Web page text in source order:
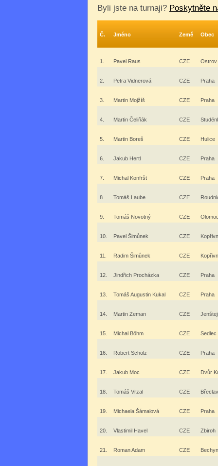
Byli jste na turnaji? Poskytněte
Č. Jméno Země Obec
1. Pavel Raus CZE Ostrov
2. Petra Vidnerová CZE Praha
3. Martin Mojžíš CZE Praha
4. Martin Čeliňák CZE
5. Martin Boreš CZE Hulice
6. Jakub Hertl CZE Praha
7. Michal Konfršt CZE Praha
8. Tomáš Laube CZE
9. Tomáš Novotný CZE
10. Pavel Šimůnek CZE
11. Radim Šimůnek CZE
12. Jindřich Procházka CZE Praha
13. Tomáš Augustin Kukal CZE Praha
14. Martin Zeman CZE
15. Michal Böhm CZE Sedlec
16. Robert Scholz CZE Praha
17. Jakub Moc CZE Dvůr
18. Tomáš Vrzal CZE Břeclav
19. Michaela Šámalová CZE Praha
20. Vlastimil Havel CZE Zbiroh
21. Roman Adam CZE